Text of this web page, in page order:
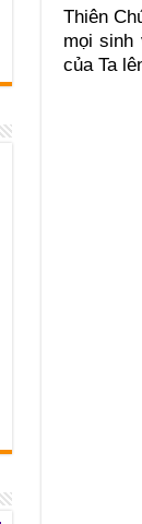
Thiên
mọi
của Ta